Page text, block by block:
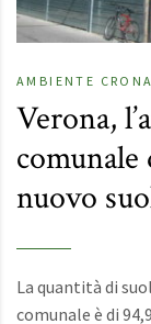
AMBIENTE
Verona,
nuovo
La quantità di
comunale è di